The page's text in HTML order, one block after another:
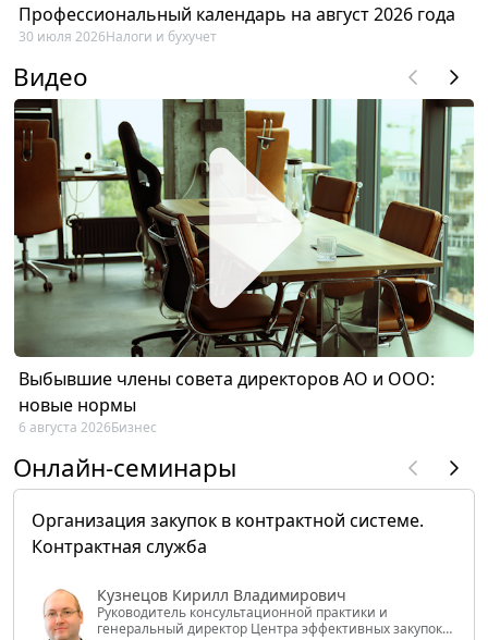
Профессиональный календарь на август 2026 года
30 июля 2026Налоги и бухучет
Видео
Выбывшие члены совета директоров АО и ООО:
новые нормы
6 августа 2026Бизнес
Онлайн-семинары
Организация закупок в контрактной системе.
Контрактная служба
Кузнецов Кирилл Владимирович
Руководитель консультационной практики и
генеральный директор Центра эффективных закупок